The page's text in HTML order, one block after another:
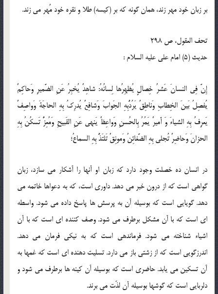
بر زبان خود مهر زند، همان گونه كه بر (كيسه) طلا و نقره خود مُهر مى زند.
تحف العقول، ص 298
حدیث (5) امام على عليه السلام :
إِنَّ فِى النسانَ عَشرُ خِصالٍ يُظهِرُها لِسانُهُ: شاهِدٌ يُخبِرُ عَنِ الضَّميرِ وَحاكِمٌ
يُفصِلُ بَينَ الخِطابِ وَناطِقٌ يَرُدُّبِهِ الجَوابَ وَشافِعٌ يُدرِكُ بِهِ الحاجَةَ وَواصِفٌ
يَعرِفُ بِهِ الشياءَ وَ أَميرٌ يَمُرُ بِالحُسنِ وَواعِظٌ يَنهى عَنِ القَبيحِ وَمُعِزٌّ تَسكُنُ بِهِ
الحزانَ وَحاضِرٌ تُجلى بِهِ الضَّغائِنُ وَمونِقٌ تَلتَذُّ بِهِ السماعُ؛
در انسان ده خصلت وجود دارد كه زبان او آنها را آشكار مى سازد، زبان
گواهى است كه از درون خبر مى دهد. داورى است، كه به دعواها خاتمه مى
دهد. گويايى است كه بوسيله آن به پرسش ها پاسخ داده مى شود. واسطه
اى است كه با آن مشكل برطرف مى شود. وصف كننده اى است كه با آن
اشياء شناخته مى شود. فرماندهى است كه به نيكى فرمان مى دهد.
اندرزگويى است كه از زشتى باز مى دارد. تسليت دهنده اى است كه غمها به
آن تسكين مى يابد. حاضرى است كه بوسيله آن كينه ها برطرف مى شود و
دلربايى است كه گوشها بوسيله آن لذّت مى برند.